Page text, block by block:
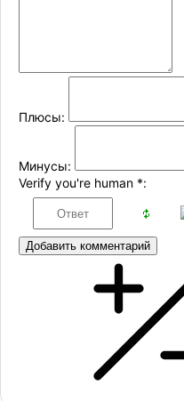
Плюсы:
Минусы:
Verify you're human *:
Добавить комментарий